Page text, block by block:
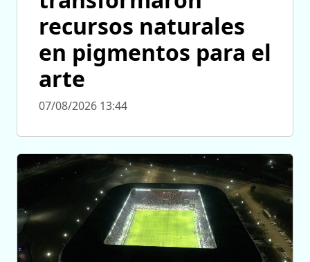
recursos naturales
en pigmentos para el
arte
07/08/2026 13:44